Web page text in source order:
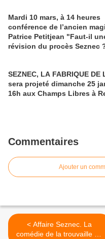
Mardi 10 mars, à 14 heures
conférence de l’ancien
Patrice Petitjean "Faut-il
révision du procès Seznec
SEZNEC, LA FABRIQUE DE
sera projeté dimanche 25
16h aux Champs Libres à
Commentaires
Ajouter un
< Affaire Seznec. La
comédie de la trouvaille de